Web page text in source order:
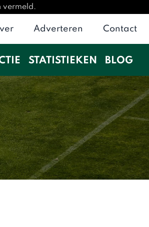
vermeld.
Adverteren Contact
STATISTIEKEN BLOG